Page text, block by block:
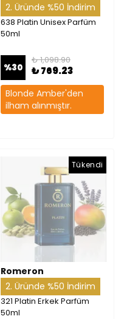
2. Üründe %50 İndirim
638 Platin Unisex Parfüm
50ml
%30
₺ 1,098.90
₺ 769.23
Blonde Amber'den
ilham alınmıştır.
Tükendi
Romeron
2. Üründe %50 İndirim
321 Platin Erkek Parfüm
50ml